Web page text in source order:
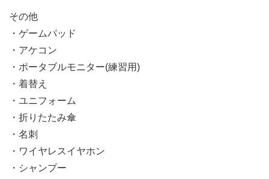
その他
・ゲームパッド
・アケコン
・ポータブルモニター(練習用)
・着替え
・ユニフォーム
・折りたたみ傘
・名刺
・ワイヤレスイヤホン
・シャンプー